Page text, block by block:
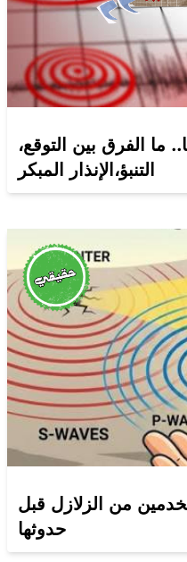
ما الفرق بين التوقع،
التنبؤ،الإنذار المبكر
من الزلازل قبل
حدوثها